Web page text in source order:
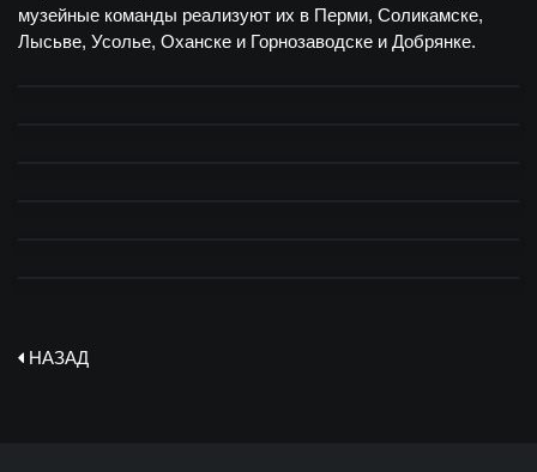
музейные команды реализуют их в Перми, Соликамске,
Лысьве, Усолье, Оханске и Горнозаводске и Добрянке.
НАЗАД